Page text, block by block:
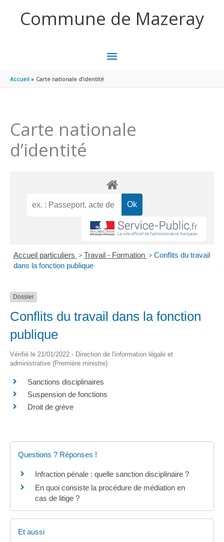
Commune de Mazeray
MENU
Accueil Carte nationale d’identité
Carte nationale
d’identité
Accueil particuliers > Travail - Formation > Conflits du travail
dans la fonction publique
Dossier
Conflits du travail dans la fonction
publique
Vérifié le 21/01/2022 - Direction de l'information légale et
administrative (Première ministre)
Sanctions disciplinaires
Suspension de fonctions
Droit de grève
Questions ? Réponses !
Infraction pénale : quelle sanction disciplinaire ?
En quoi consiste la procédure de médiation en
cas de litige ?
Et aussi